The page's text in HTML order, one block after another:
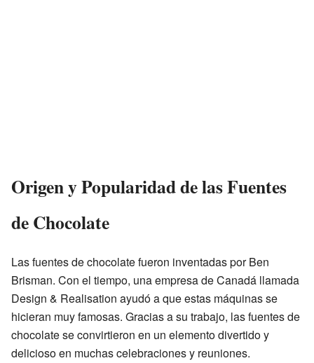
Origen y Popularidad de las Fuentes
de Chocolate
Las fuentes de chocolate fueron inventadas por Ben
Brisman. Con el tiempo, una empresa de Canadá llamada
Design & Realisation ayudó a que estas máquinas se
hicieran muy famosas. Gracias a su trabajo, las fuentes de
chocolate se convirtieron en un elemento divertido y
delicioso en muchas celebraciones y reuniones.